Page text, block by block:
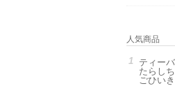
人気商品
ティー
たらし
ごひい